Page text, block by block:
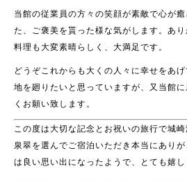
当館の従業員の方々の笑顔が素敵で心が
た、ご褒美を貰った様な気がします。あり
料理も大変素晴らしく、大満足です。
どうぞこれからも大くの人々に幸せをあ
地を廻りたいと思っていますが、又当館
くお願い致します。
この度は大切な記念とお祝いの旅行で城崎
泉翠を選んでご宿泊いただき本当にあり
は良い思い出になったようで、とても嬉し